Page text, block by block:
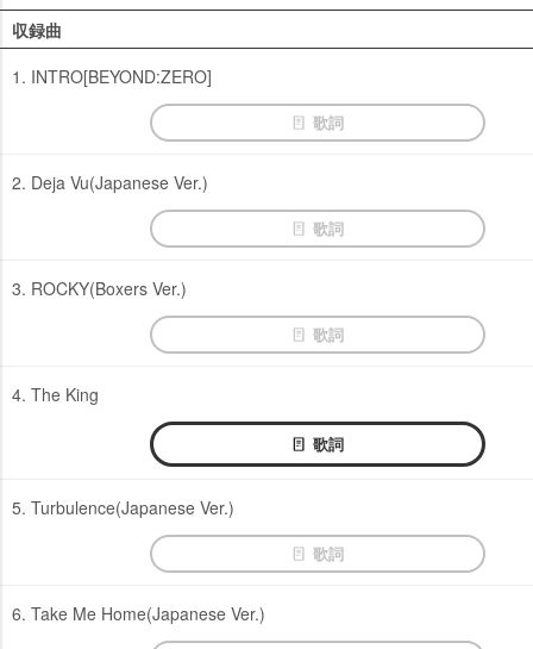
収録曲
1. INTRO[BEYOND:ZERO]
歌詞
2. Deja Vu(Japanese Ver.)
歌詞
3. ROCKY(Boxers Ver.)
歌詞
4. The King
歌詞
5. Turbulence(Japanese Ver.)
歌詞
6. Take Me Home(Japanese Ver.)